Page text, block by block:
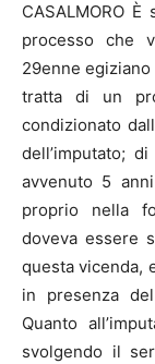
CASALMORO
processo che
29enne
tratta di un
condizionato
dell’imputato;
avvenuto 5
proprio nella
doveva essere
questa vicenda,
in presenza
Quanto
svolgendo il